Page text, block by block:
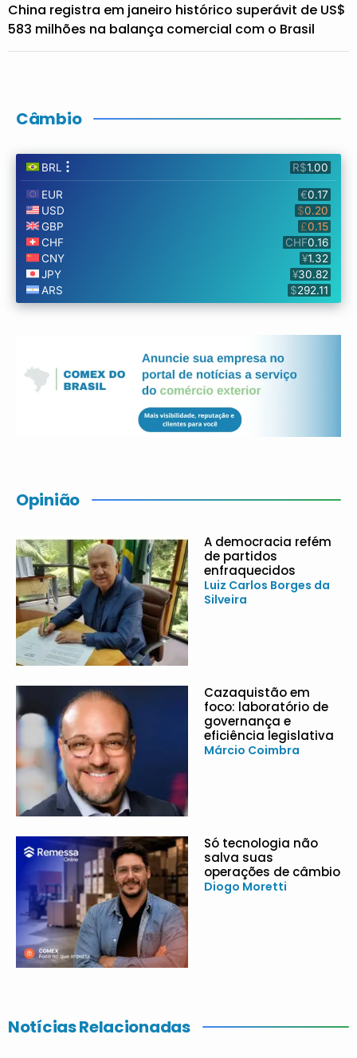
China registra em janeiro histórico superávit de US$
583 milhões na balança comercial com o Brasil
Câmbio
Opinião
A democracia refém
de partidos
enfraquecidos
Luiz Carlos Borges da
Silveira
Cazaquistão em
foco: laboratório de
governança e
eficiência legislativa
Márcio Coimbra
Só tecnologia não
salva suas
operações de câmbio
Diogo Moretti
Notícias Relacionadas